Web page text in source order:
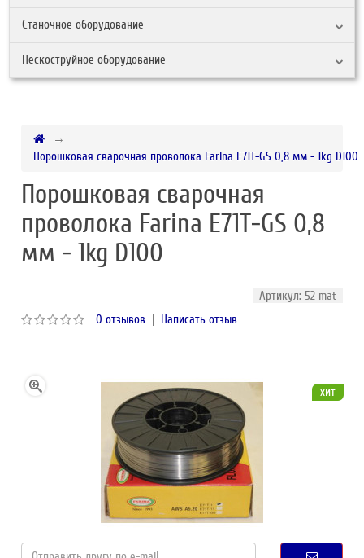
Станочное оборудование
Пескоструйное оборудование
Порошковая сварочная проволока Farina E71T-GS 0,8 мм - 1kg D100
Порошковая сварочная
проволока Farina E71T-GS 0,8
мм - 1kg D100
Артикул: 52 mat
0 отзывов | Написать отзыв
хит